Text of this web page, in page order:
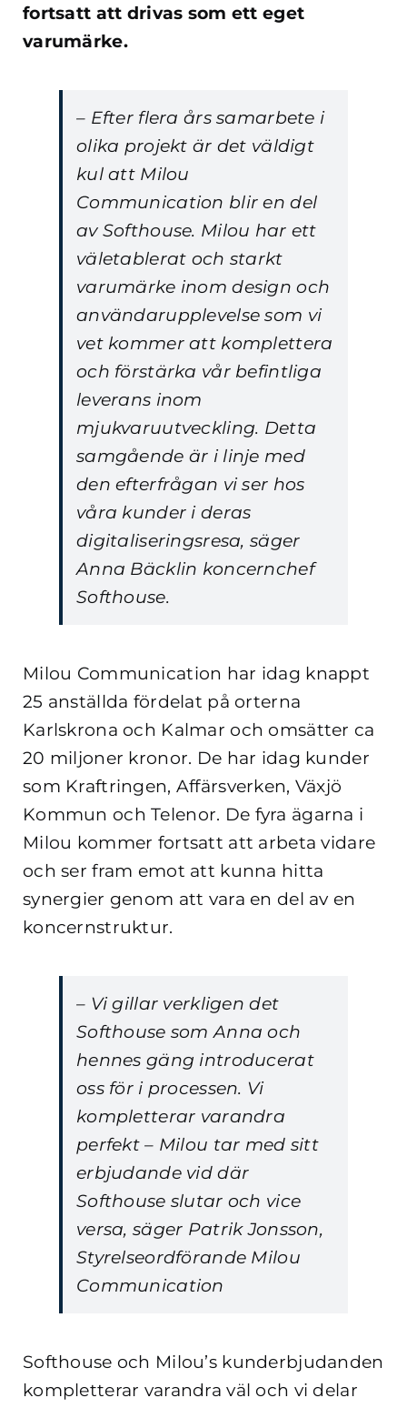
fortsatt att drivas som ett eget
varumärke.
– Efter flera års samarbete i
olika projekt är det väldigt
kul att Milou
Communication blir en del
av Softhouse. Milou har ett
väletablerat och starkt
varumärke inom design och
användarupplevelse som vi
vet kommer att komplettera
och förstärka vår befintliga
leverans inom
mjukvaruutveckling. Detta
samgående är i linje med
den efterfrågan vi ser hos
våra kunder i deras
digitaliseringsresa, säger
Anna Bäcklin koncernchef
Softhouse.
Milou Communication har idag knappt
25 anställda fördelat på orterna
Karlskrona och Kalmar och omsätter ca
20 miljoner kronor. De har idag kunder
som Kraftringen, Affärsverken, Växjö
Kommun och Telenor. De fyra ägarna i
Milou kommer fortsatt att arbeta vidare
och ser fram emot att kunna hitta
synergier genom att vara en del av en
koncernstruktur.
– Vi gillar verkligen det
Softhouse som Anna och
hennes gäng introducerat
oss för i processen. Vi
kompletterar varandra
perfekt – Milou tar med sitt
erbjudande vid där
Softhouse slutar och vice
versa, säger Patrik Jonsson,
Styrelseordförande Milou
Communication
Softhouse och Milou’s kunderbjudanden
kompletterar varandra väl och vi delar